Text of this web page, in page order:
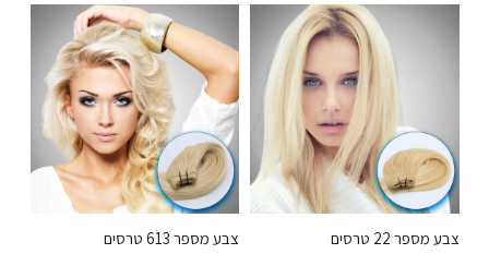
צבע מספר 22 טרסים
צבע מספר 613 טרסים